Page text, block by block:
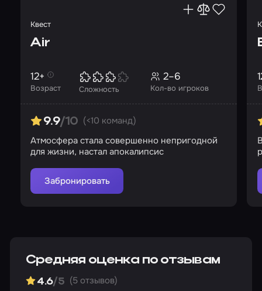
Квест
Air
Возраст
12+
Сложность Кол-во игроков
2–6
9.9/10 (<10 команд)
Атмосфера стала совершенно непригодной
для жизни, настал апокалипсис
Забронировать
Средняя оценка по отзывам
4.6/5 (5 отзывов)